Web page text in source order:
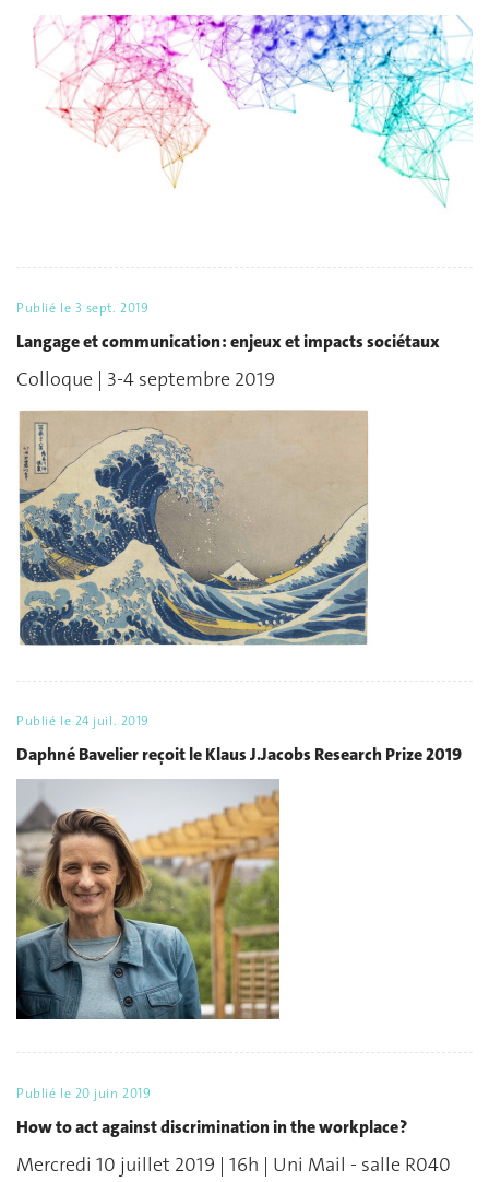
Publié le 3 sept. 2019
Langage et communication : enjeux et impacts sociétaux
Colloque | 3-4 septembre 2019
Publié le 24 juil. 2019
Daphné Bavelier reçoit le Klaus J.Jacobs Research Prize 2019
Publié le 20 juin 2019
How to act against discrimination in the workplace ?
Mercredi 10 juillet 2019 | 16h | Uni Mail - salle R040